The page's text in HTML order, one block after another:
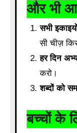
और भी
सभी
सी चीज़
हर दिन
करो।
शब्दों को
बच्चों के